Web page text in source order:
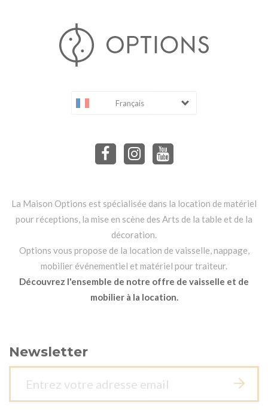
Français
La Maison Options est spécialisée dans la location de matériel
pour réceptions, la mise en scène des Arts de la table et de la
décoration.
Options vous propose de la location de vaisselle, nappage,
mobilier événementiel et matériel pour traiteur.
Découvrez l'ensemble de notre offre de vaisselle et de
mobilier à la location.
Newsletter